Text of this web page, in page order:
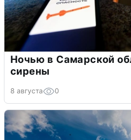
Ночью в Самарской
сирены
8 августа 0